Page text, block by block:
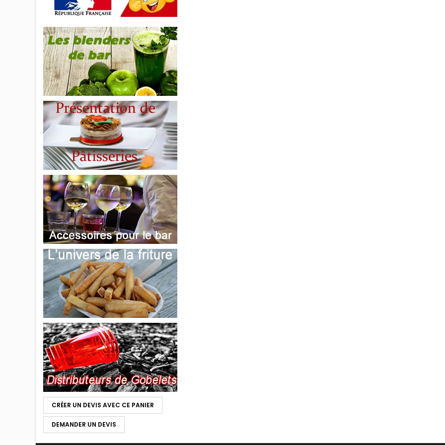
CRÉER UN DEVIS AVEC CE PANIER
DEMANDER UN DEVIS